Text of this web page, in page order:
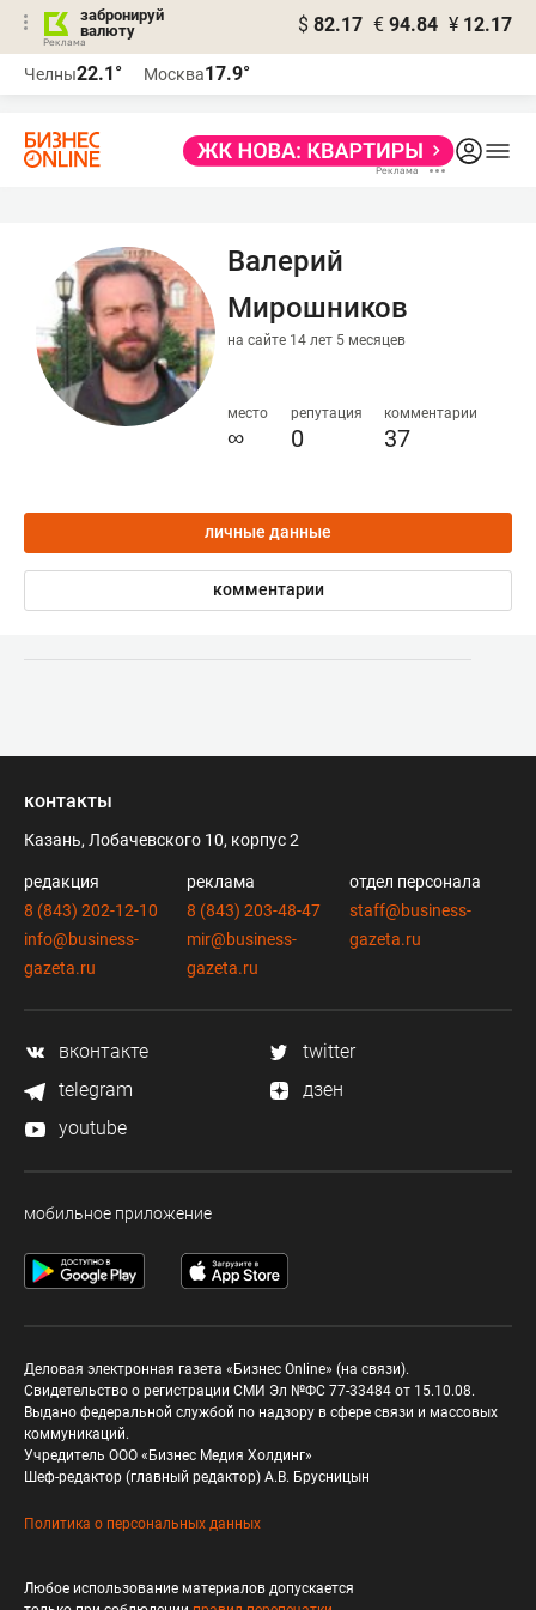
забронируй
валюту
$ 82.17 € 94.84 ¥ 12.17
Челны22.1° Москва17.9°
Валерий
Мирошников
на сайте 14 лет 5 месяцев
место
∞
репутация
0
комментарии
37
личные данные
комментарии
контакты
Казань, Лобачевского 10, корпус 2
редакция
8 (843) 202-12-10
info@business-
gazeta.ru
реклама
8 (843) 203-48-47
mir@business-
gazeta.ru
отдел персонала
staff@business-
gazeta.ru
вконтакте
twitter
telegram
дзен
youtube
мобильное приложение
Деловая электронная газета «Бизнес Online» (на связи).
Свидетельство о регистрации СМИ Эл №ФС 77-33484 от 15.10.08.
Выдано федеральной службой по надзору в сфере связи и массовых
коммуникаций.
Учредитель ООО «Бизнес Медия Холдинг»
Шеф-редактор (главный редактор) А.В. Брусницын
Политика о персональных данных
Любое использование материалов допускается